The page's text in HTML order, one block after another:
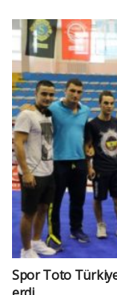
Spor Toto